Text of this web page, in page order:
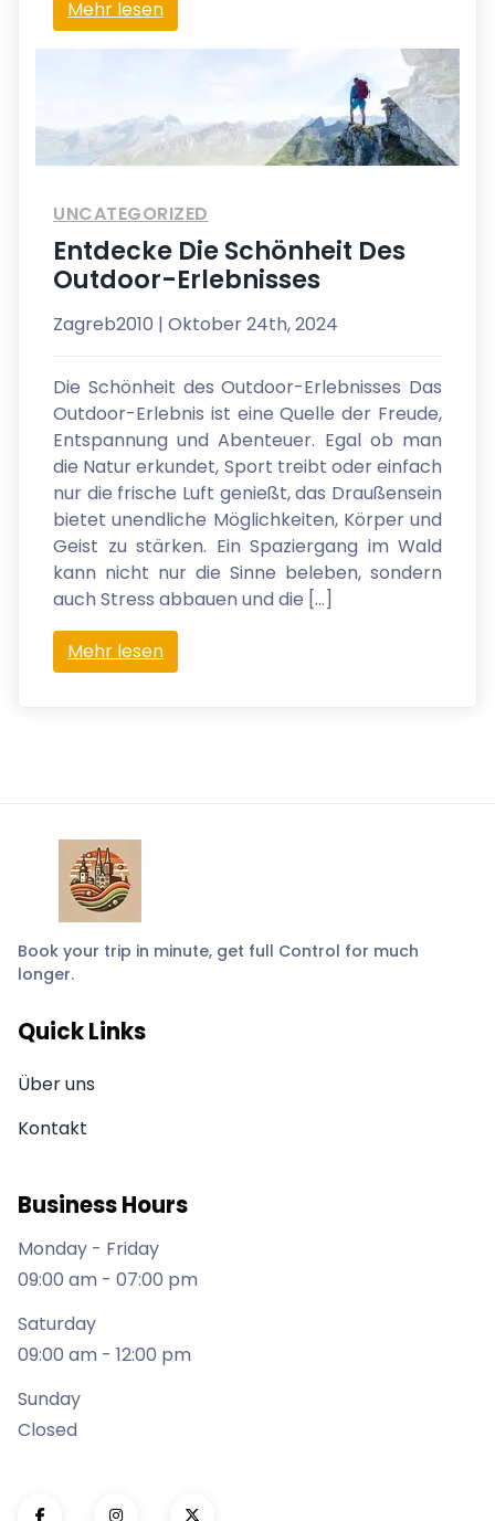
Mehr lesen
UNCATEGORIZED
Entdecke Die Schönheit Des
Outdoor-Erlebnisses
Zagreb2010 | Oktober 24th, 2024
Die Schönheit des Outdoor-Erlebnisses Das
Outdoor-Erlebnis ist eine Quelle der Freude,
Entspannung und Abenteuer. Egal ob man
die Natur erkundet, Sport treibt oder einfach
nur die frische Luft genießt, das Draußensein
bietet unendliche Möglichkeiten, Körper und
Geist zu stärken. Ein Spaziergang im Wald
kann nicht nur die Sinne beleben, sondern
auch Stress abbauen und die […]
Mehr lesen
Book your trip in minute, get full Control for much
longer.
Quick Links
Über uns
Kontakt
Business Hours
Monday - Friday
09:00 am - 07:00 pm
Saturday
09:00 am - 12:00 pm
Sunday
Closed